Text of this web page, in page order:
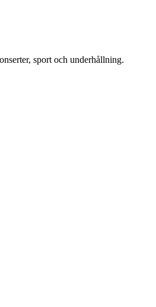
sport och underhållning.